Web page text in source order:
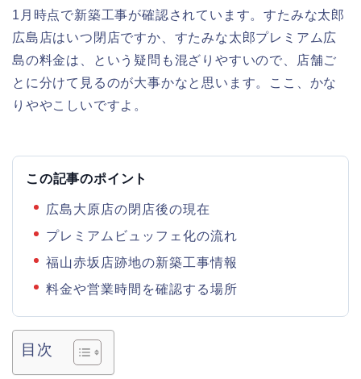
1月時点で新築工事が確認されています。すたみな太郎
広島店はいつ閉店ですか、すたみな太郎プレミアム広
島の料金は、という疑問も混ざりやすいので、店舗ご
とに分けて見るのが大事かなと思います。ここ、かな
りややこしいですよ。
この記事のポイント
広島大原店の閉店後の現在
プレミアムビュッフェ化の流れ
福山赤坂店跡地の新築工事情報
料金や営業時間を確認する場所
目次